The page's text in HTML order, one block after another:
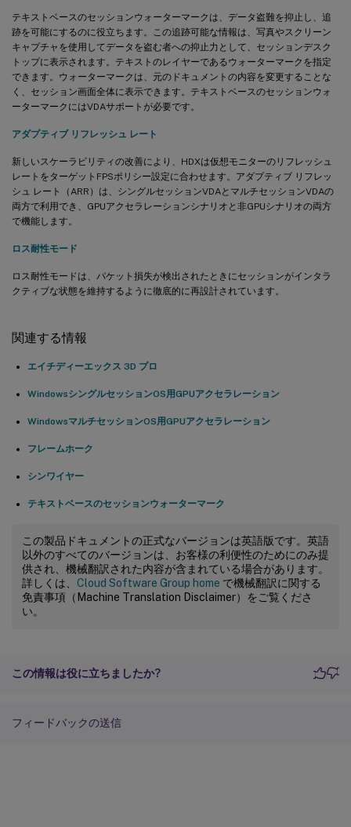
テキストベースのセッションウォーターマークは、データ盗難を抑止し、追
跡を可能にするのに役立ちます。この追跡可能な情報は、写真やスクリーン
キャプチャを使用してデータを盗む者への抑止力として、セッションデスク
トップに表示されます。テキストのレイヤーであるウォーターマークを指定
できます。ウォーターマークは、元のドキュメントの内容を変更することな
く、セッション画面全体に表示できます。テキストベースのセッションウォ
ーターマークにはVDAサポートが必要です。
アダプティブ リフレッシュ レート
新しいスケーラビリティの改善により、HDXは仮想モニターのリフレッシュ
レートをターゲットFPSポリシー設定に合わせます。アダプティブ リフレッ
シュ レート（ARR）は、シングルセッションVDAとマルチセッションVDAの
両方で利用でき、GPUアクセラレーションシナリオと非GPUシナリオの両方
で機能します。
ロス耐性モード
ロス耐性モードは、パケット損失が検出されたときにセッションがインタラ
クティブな状態を維持するように徹底的に再設計されています。
関連する情報
エイチディーエックス 3D プロ
WindowsシングルセッションOS用GPUアクセラレーション
WindowsマルチセッションOS用GPUアクセラレーション
フレームホーク
シンワイヤー
テキストベースのセッションウォーターマーク
この製品ドキュメントの正式なバージョンは英語版です。英語
以外のすべてのバージョンは、お客様の利便性のためにのみ提
供され、機械翻訳された内容が含まれている場合があります。
詳しくは、 Cloud Software Group home で機械翻訳に関する
免責事項（Machine Translation Disclaimer）をご覧くださ
い。
この情報は役に立ちましたか?
フィードバックの送信